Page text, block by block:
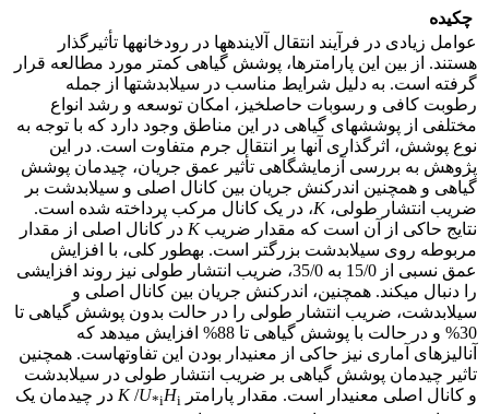
چکیده
عوامل زیادی در فرآیند انتقال آلاینده­ها در رودخانه­ها تأثیرگذار
هستند. از بین این پارامترها، پوشش گیاهی کمتر مورد مطالعه قرار
گرفته است. به دلیل شرایط مناسب در سیلابدشت­ها از جمله
رطوبت کافی و رسوبات حاصلخیز، امکان توسعه و رشد انواع
مختلفی از پوشش­های گیاهی در این مناطق وجود دارد که با توجه به
نوع پوشش، اثرگذاری آن­ها بر انتقال جرم متفاوت است. در این
پژوهش به بررسی آزمایشگاهی تأثیر عمق جریان، چیدمان پوشش
گیاهی و همچنین اندرکنش جریان بین کانال اصلی و سیلابدشت بر
ضریب انتشار طولی،K، در یک کانال مرکب پرداخته شده است.
نتایج حاکی از آن است که مقدار ضریبK در کانال اصلی از مقدار
مربوطه روی سیلابدشت بزرگتر است. به­طور کلی، با افزایش
عمق نسبی از 15/0 به 35/0، ضریب انتشار طولی نیز روند افزایشی
را دنبال می­کند. همچنین، اندرکنش جریان بین کانال اصلی و
سیلابدشت، ضریب انتشار طولی را در حالت بدون پوشش گیاهی تا
30% و در حالت با پوشش گیاهی تا 88% افزایش می­دهد که
آنالیزهای آماری نیز حاکی از معنی­دار بودن این تفاوت­هاست. همچنین
تاثیر چیدمان پوشش گیاهی بر ضریب انتشار طولی در سیلابدشت
و کانال اصلی معنی­دار است. مقدار پارامتر
K/U*iHi
در چیدمان یک